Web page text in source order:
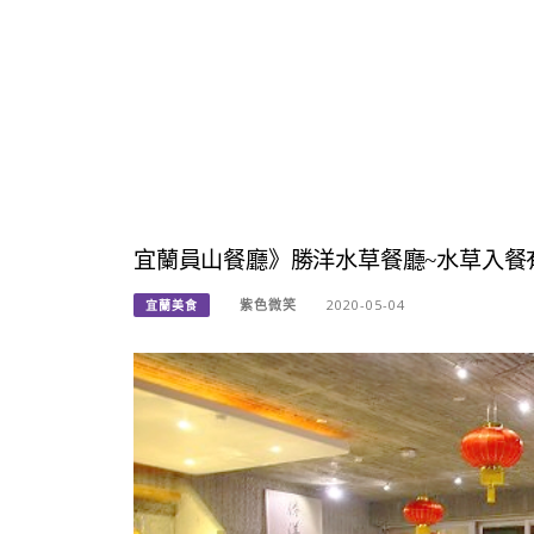
宜蘭員山餐廳》勝洋水草餐廳~水草入餐
宜蘭美食 紫色微笑 2020-05-04